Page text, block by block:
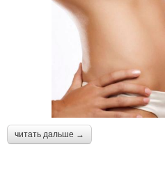
читать дальше →